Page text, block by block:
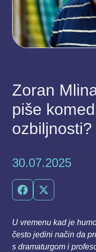
Zoran
piše
ozbiljnosti?
30.07.2025
U vremenu kad je
često jedini način da
s dramaturgom i